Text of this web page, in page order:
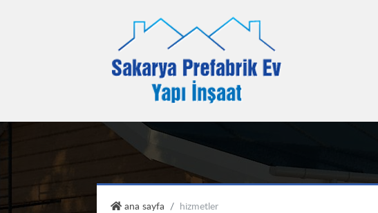
ana sayfa sakarya prefabrik ev
hizmetler